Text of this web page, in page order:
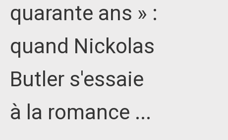
quarante ans » :
quand Nickolas
Butler s'essaie
à la romance ...